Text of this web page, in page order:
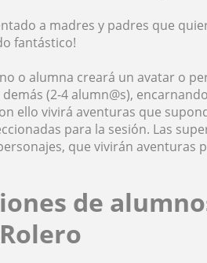
a madres y padres que
fantástico!
o alumna creará un avatar o
(2-4 alumn@s),
ello vivirá aventuras que
para la sesión. Las
que vivirán aventuras
de